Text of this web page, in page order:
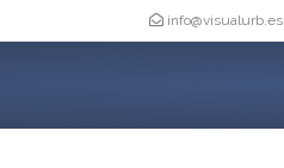
info@visualurb.es